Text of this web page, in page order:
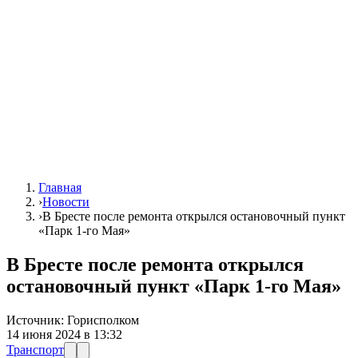
Главная
›Новости
›В Бресте после ремонта открылся остановочный пункт
«Парк 1-го Мая»
В Бресте после ремонта открылся
остановочный пункт «Парк 1-го Мая»
Источник: Горисполком
14 июня 2024 в 13:32
Транспорт